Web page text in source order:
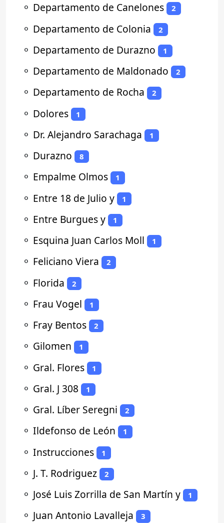
⚬ Departamento de Canelones 2
⚬ Departamento de Colonia 2
⚬ Departamento de Durazno 1
⚬ Departamento de Maldonado 2
⚬ Departamento de Rocha 2
⚬ Dolores 1
⚬ Dr. Alejandro Sarachaga 1
⚬ Durazno 8
⚬ Empalme Olmos 1
⚬ Entre 18 de Julio y 1
⚬ Entre Burgues y 1
⚬ Esquina Juan Carlos Moll 1
⚬ Feliciano Viera 2
⚬ Florida 2
⚬ Frau Vogel 1
⚬ Fray Bentos 2
⚬ Gilomen 1
⚬ Gral. Flores 1
⚬ Gral. J 308 1
⚬ Gral. Líber Seregni 2
⚬ Ildefonso de León 1
⚬ Instrucciones 1
⚬ J. T. Rodriguez 2
⚬ José Luis Zorrilla de San Martín y 1
⚬ Juan Antonio Lavalleja 3